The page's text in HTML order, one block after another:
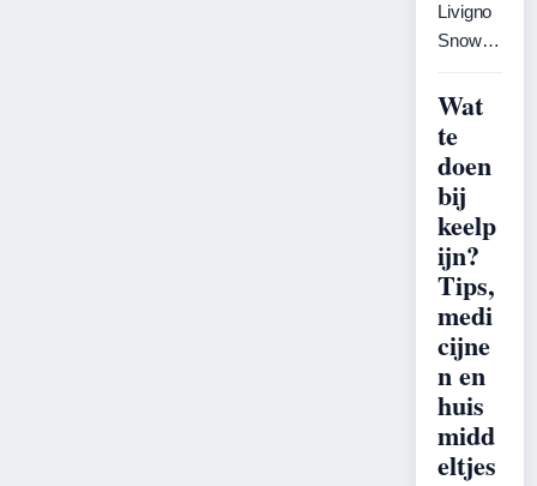
Livigno
Snow…
Wat
te
doen
bij
keelp
ijn?
Tips,
medi
cijne
n en
huis
midd
eltjes